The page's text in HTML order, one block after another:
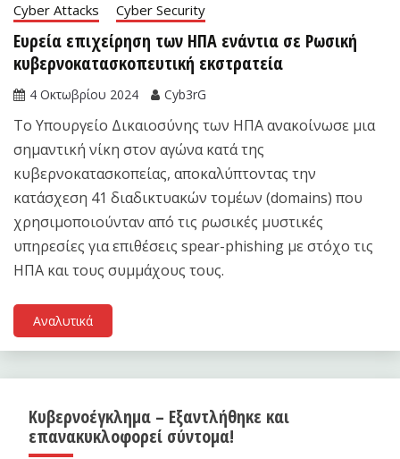
Cyber Attacks Cyber Security
Ευρεία επιχείρηση των ΗΠΑ ενάντια σε Ρωσική
κυβερνοκατασκοπευτική εκστρατεία
4 Οκτωβρίου 2024 Cyb3rG
Το Υπουργείο Δικαιοσύνης των ΗΠΑ ανακοίνωσε μια
σημαντική νίκη στον αγώνα κατά της
κυβερνοκατασκοπείας, αποκαλύπτοντας την
κατάσχεση 41 διαδικτυακών τομέων (domains) που
χρησιμοποιούνταν από τις ρωσικές μυστικές
υπηρεσίες για επιθέσεις spear-phishing με στόχο τις
ΗΠΑ και τους συμμάχους τους.
Αναλυτικά
Κυβερνοέγκλημα – Εξαντλήθηκε και
επανακυκλοφορεί σύντομα!